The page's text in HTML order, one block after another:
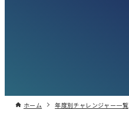
ホーム 年度別チャレンジャー一覧